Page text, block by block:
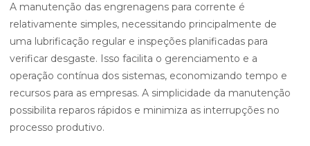
A manutenção das engrenagens para corrente é
relativamente simples, necessitando principalmente de
uma lubrificação regular e inspeções planificadas para
verificar desgaste. Isso facilita o gerenciamento e a
operação contínua dos sistemas, economizando tempo e
recursos para as empresas. A simplicidade da manutenção
possibilita reparos rápidos e minimiza as interrupções no
processo produtivo.